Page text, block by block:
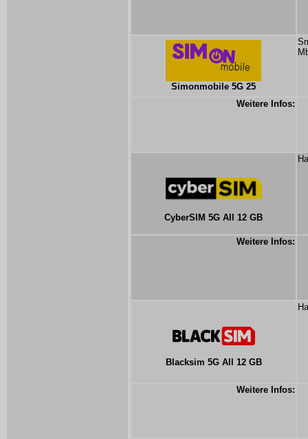
Simonmobile 5G 25
Weitere Infos:
CyberSIM 5G All 12 GB
Weitere Infos:
Blacksim 5G All 12 GB
Weitere Infos: